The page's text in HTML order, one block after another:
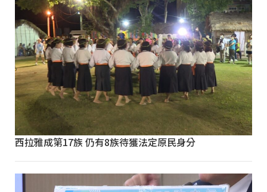
西拉雅成第17族 仍有8族待獲法定原民身分